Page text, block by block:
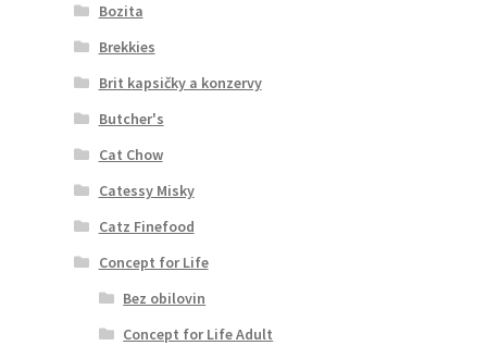
Bozita
Brekkies
Brit kapsičky a konzervy
Butcher's
Cat Chow
Catessy Misky
Catz Finefood
Concept for Life
Bez obilovin
Concept for Life Adult